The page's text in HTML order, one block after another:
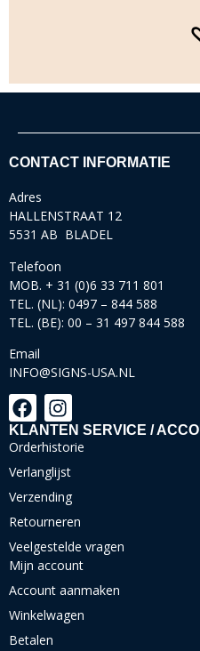
CONTACT INFORMATIE
Adres
HALLENSTRAAT 12
5531 AB BLADEL
Telefoon
MOB. + 31 (0)6 33 711 801
TEL. (NL): 0497 – 844 588
TEL. (BE): 00 – 31 497 844 588
Email
INFO@SIGNS-USA.NL
KLANTEN SERVICE /
Orderhistorie
Verlanglijst
Verzending
Retourneren
Veelgestelde vragen
Mijn account
Account aanmaken
Winkelwagen
Betalen